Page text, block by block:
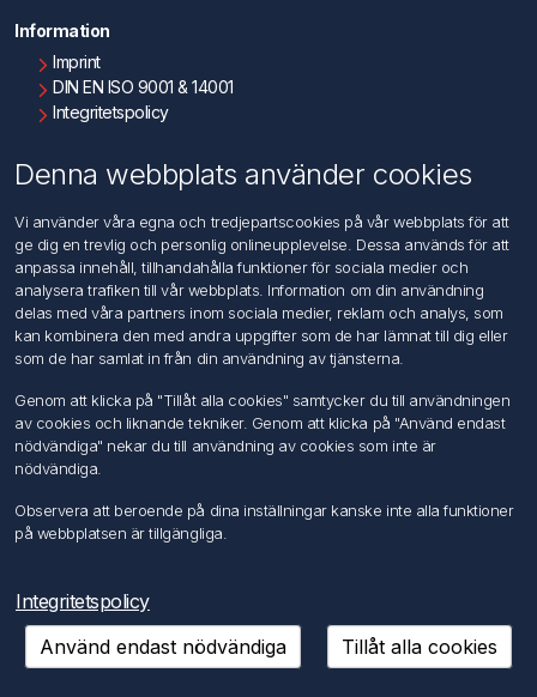
Information
Imprint
DIN EN ISO 9001 & 14001
Integritetspolicy
Kontakta oss
Kundtjänst
Sök
Mitt konto
Mina ordrar
Mina adresser
Följ oss
Copyright © 2026 FÖRCH Sverige AB. Alla rättigheter reserverade.
Powered bynopCommerce
Denna webbplats använder cookies
Vi använder våra egna och tredjepartscookies på vår webbplats för att
ge dig en trevlig och personlig onlineupplevelse. Dessa används för att
anpassa innehåll, tillhandahålla funktioner för sociala medier och
analysera trafiken till vår webbplats. Information om din användning
delas med våra partners inom sociala medier, reklam och analys, som
kan kombinera den med andra uppgifter som de har lämnat till dig eller
som de har samlat in från din användning av tjänsterna.
Genom att klicka på "Tillåt alla cookies" samtycker du till användningen
av cookies och liknande tekniker. Genom att klicka på "Använd endast
nödvändiga" nekar du till användning av cookies som inte är
nödvändiga.
Observera att beroende på dina inställningar kanske inte alla funktioner
på webbplatsen är tillgängliga.
Integritetspolicy
Använd endast nödvändiga
Tillåt alla cookies